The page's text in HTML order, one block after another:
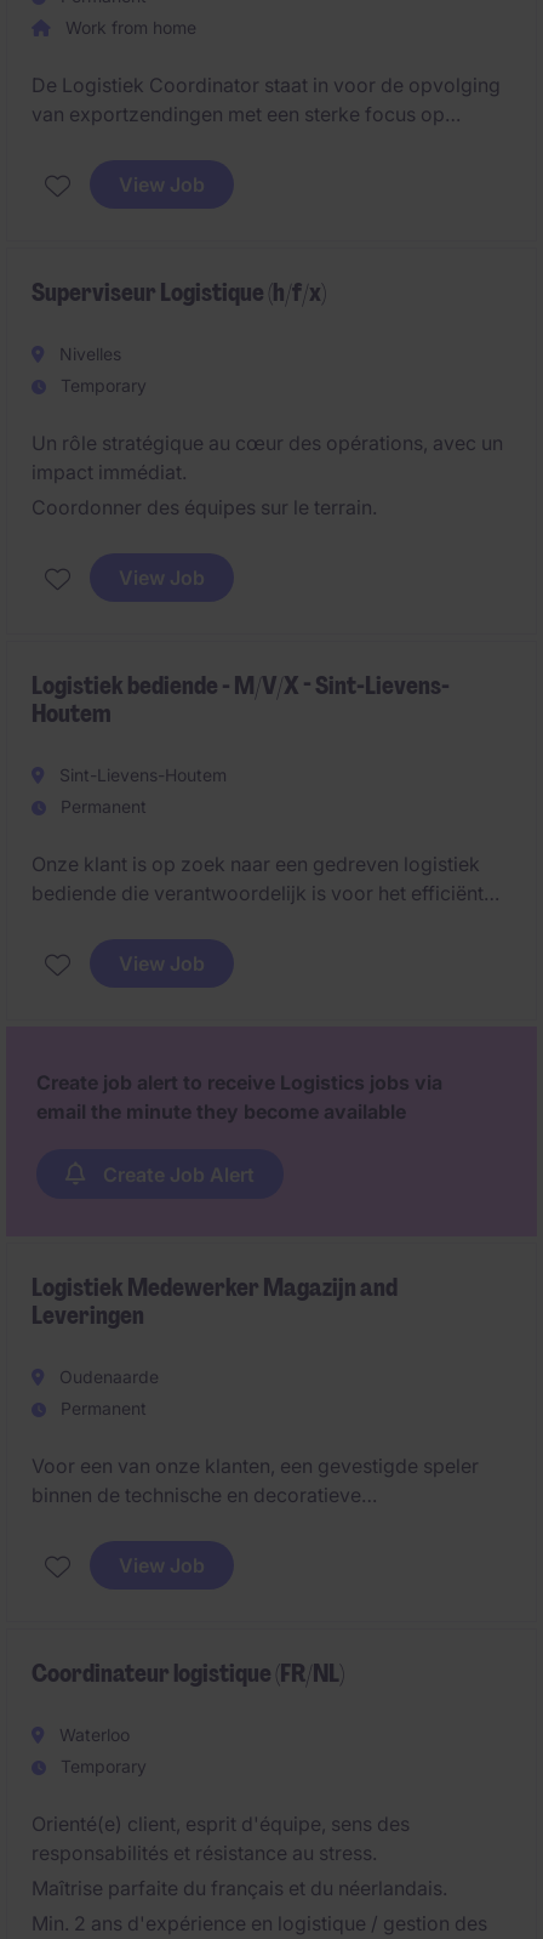
Work from home
De Logistiek Coordinator staat in voor de opvolging
van exportzendingen met een sterke focus op
beheert exportdossiers van A tot Z en werkt nauw
samen met leveranciers, freight forwarders en
View Job
Superviseur Logistique (h/f/x)
Nivelles
Temporary
Un rôle stratégique au cœur des opérations, avec un
impact immédiat.
Coordonner des équipes sur le terrain.
View Job
Logistiek bediende - M/V/X - Sint-Lievens-
Houtem
Sint-Lievens-Houtem
Permanent
Onze klant is op zoek naar een gedreven logistiek
bediende die verantwoordelijk is voor het efficiënt
Je fungeert als spilfiguur tussen chauffeurs, interne
diensten en externe partners.
View Job
Create job alert to receive Logistics jobs via
email the minute they become available
Create Job Alert
Logistiek Medewerker Magazijn and
Leveringen
Oudenaarde
Permanent
Voor een van onze klanten, een gevestigde speler
binnen de technische en decoratieve
Logistiek Medewerker (M/V/X) voor de vestiging in
Oudenaarde. Je komt terecht in een dynamische
View Job
Coordinateur logistique (FR/NL)
Waterloo
Temporary
Orienté(e) client, esprit d'équipe, sens des
responsabilités et résistance au stress.
Maîtrise parfaite du français et du néerlandais.
Min. 2 ans d'expérience en logistique / gestion des